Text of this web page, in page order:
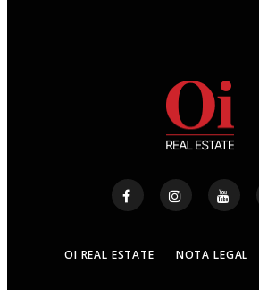
OI REAL ESTATE NOTA LEGAL